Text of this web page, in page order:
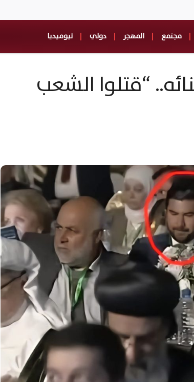
مجتمع المهجر دولي نيوميديا
“قتلوا الشعب